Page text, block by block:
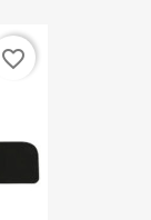
favorite_border